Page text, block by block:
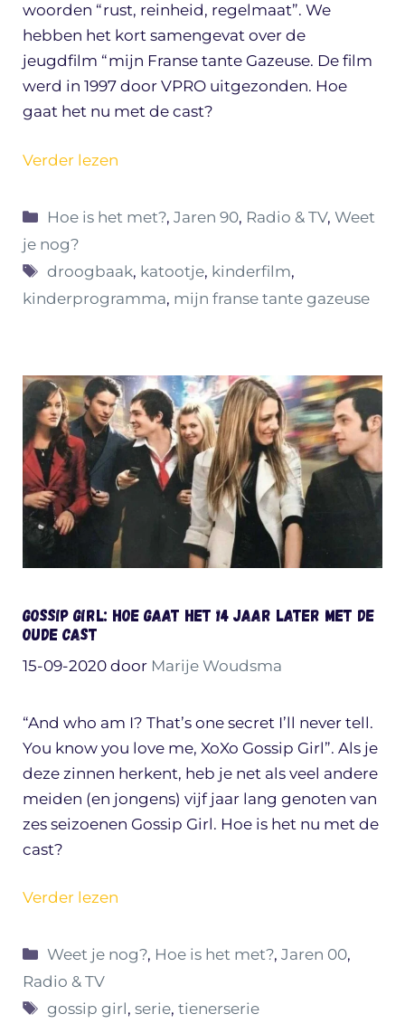
woorden “rust, reinheid, regelmaat”. We
hebben het kort samengevat over de
jeugdfilm “mijn Franse tante Gazeuse. De film
werd in 1997 door VPRO uitgezonden. Hoe
gaat het nu met de cast?
Verder lezen
Categorieën
Hoe is het met?,Jaren 90, Radio & TV,Weet
je nog?
Tags
droogbaak, katootje, kinderfilm,
kinderprogramma, mijn franse tante gazeuse
Gossip Girl: hoe gaat het 14 jaar later met de
oude cast
15-09-2020 door Marije Woudsma
“And who am I? That’s one secret I’ll never tell.
You know you love me, XoXo Gossip Girl”. Als je
deze zinnen herkent, heb je net als veel andere
meiden (en jongens) vijf jaar lang genoten van
zes seizoenen Gossip Girl. Hoe is het nu met de
cast?
Verder lezen
Categorieën
Weet je nog?, Hoe is het met?,Jaren 00,
Radio & TV
Tags
gossip girl,serie,tienerserie